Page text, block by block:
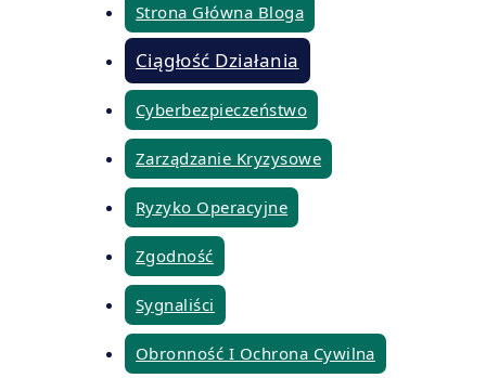
Strona Główna Bloga
Ciągłość Działania
Cyberbezpieczeństwo
Zarządzanie Kryzysowe
Ryzyko Operacyjne
Zgodność
Sygnaliści
Obronność I Ochrona Cywilna